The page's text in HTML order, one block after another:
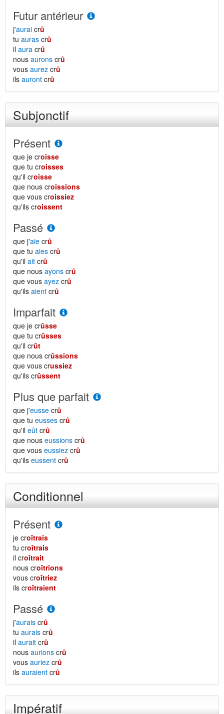
Futur antérieur
j'aurai crû
tu auras crû
il aura crû
nous aurons crû
vous aurez crû
ils auront crû
Subjonctif
Présent
que je croisse
que tu croisses
qu'il croisse
que nous croissions
que vous croissiez
qu'ils croissent
Passé
que j'aie crû
que tu aies crû
qu'il ait crû
que nous ayons crû
que vous ayez crû
qu'ils aient crû
Imparfait
que je crûsse
que tu crûsses
qu'il crût
que nous crûssions
que vous crussiez
qu'ils crûssent
Plus que parfait
que j'eusse crû
que tu eusses crû
qu'il eût crû
que nous eussions crû
que vous eussiez crû
qu'ils eussent crû
Conditionnel
Présent
je croîtrais
tu croîtrais
il croîtrait
nous croîtrions
vous croîtriez
ils croîtraient
Passé
j'aurais crû
tu aurais crû
il aurait crû
nous aurions crû
vous auriez crû
ils auraient crû
Impératif